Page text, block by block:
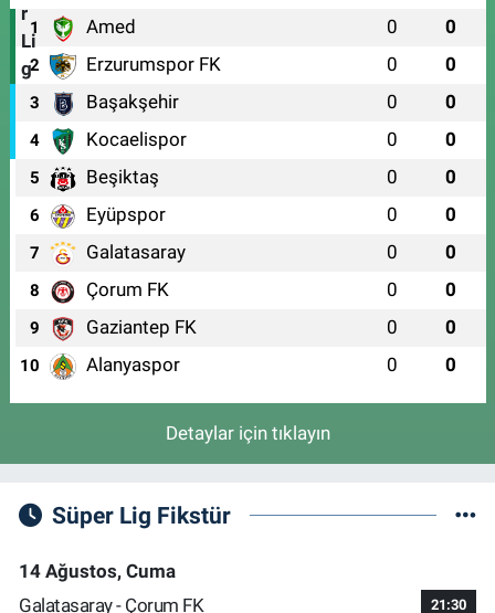
1 Amed 0 0
2 Erzurumspor FK 0 0
3 Başakşehir 0 0
4 Kocaelispor 0 0
5 Beşiktaş 0 0
6 Eyüpspor 0 0
7 Galatasaray 0 0
8 Çorum FK 0 0
9 Gaziantep FK 0 0
10 Alanyaspor 0 0
Detaylar için tıklayın
Süper Lig Fikstür
14 Ağustos, Cuma
Galatasaray - Çorum FK
21:30